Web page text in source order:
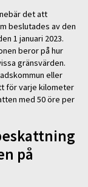
det att
beslutades av den
1 januari 2023.
beror på hur
gränsvärden.
eller
för varje kilometer
med 50 öre per
på